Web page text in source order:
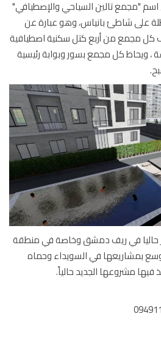
تالين السياحي والإصطيافي"
شاطئ بانياس، وهو عبارة عن
من أربع كتل سكنية اصطيافية
كل مجمع بسور وبوابة رئيسية
في ريف دمشق وخاصة في منطقة
في السويداء وحماه
الجديد حالياً.